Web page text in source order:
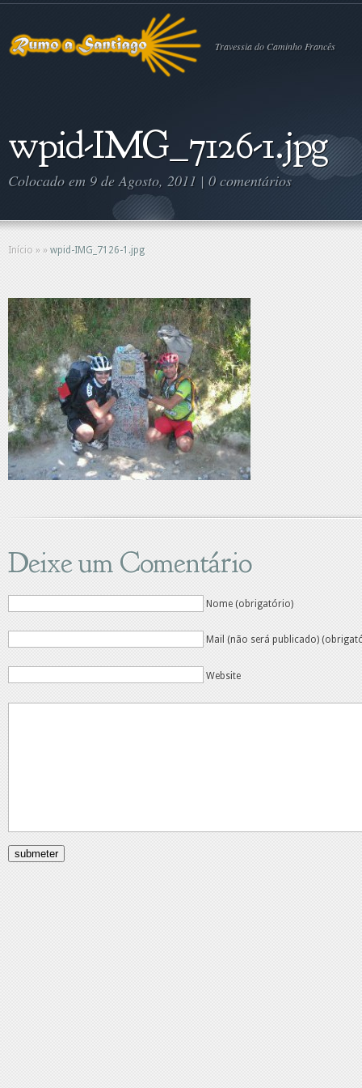
Travessia do Caminho Francês
wpid-IMG_7126-1.jpg
Colocado em 9 de Agosto, 2011 | 0 comentários
Início » » wpid-IMG_7126-1.jpg
Deixe um Comentário
Nome (obrigatório)
Mail (não será publicado)
Website